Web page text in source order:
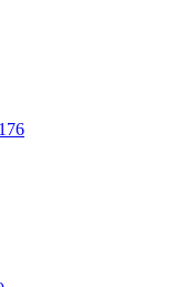
176